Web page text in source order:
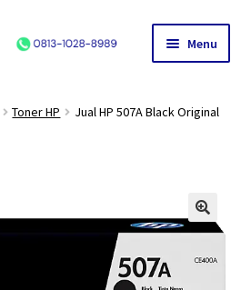
Menu
Toner HP
Jual HP 507A Black Original